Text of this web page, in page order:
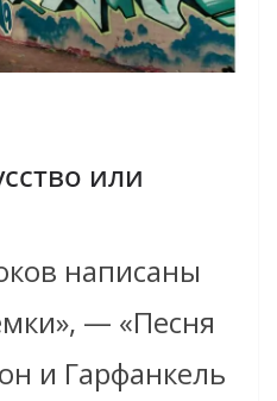
или
написаны
— «Песня
и Гарфанкель